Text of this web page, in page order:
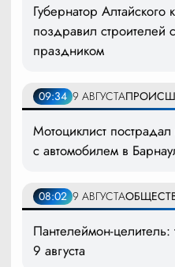
Губернатор Алтайского
поздравил
праздником
09:34 9 АВГУСТА
Мотоциклист
с автомобилем в
08:02 9 АВГУСТА
Пантелеймон-
9 августа